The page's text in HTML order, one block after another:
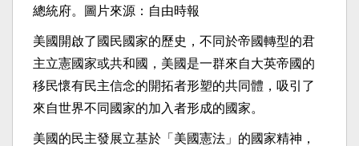
總統府。圖片來源：自由時報
美國開啟了國民國家的歷史，不同於帝國轉型的君
主立憲國家或共和國，美國是一群來自大英帝國的
移民懷有民主信念的開拓者形塑的共同體，吸引了
來自世界不同國家的加入者形成的國家。
美國的民主發展立基於「美國憲法」的國家精神，